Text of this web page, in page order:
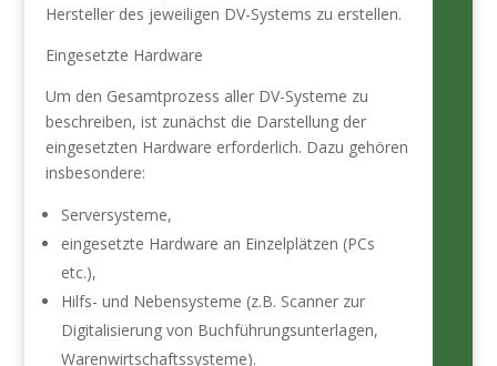
Hersteller des jeweiligen DV-Systems zu erstellen.
Eingesetzte Hardware
Um den Gesamtprozess aller DV-Systeme zu
beschreiben, ist zunächst die Darstellung der
eingesetzten Hardware erforderlich. Dazu gehören
insbesondere:
Serversysteme,
eingesetzte Hardware an Einzelplätzen (PCs
etc.),
Hilfs- und Nebensysteme (z.B. Scanner zur
Digitalisierung von Buchführungsunterlagen,
Warenwirtschaftssysteme).